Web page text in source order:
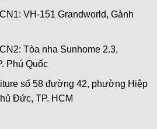
VH-151 Grandworld, Gành
Tòa nha Sunhome 2.3,
Phú Quốc
số 58 đường 42, phường Hiệp
Đức, TP. HCM